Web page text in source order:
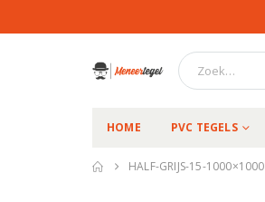
HOME PVC TEGELS
HALF-GRIJS-15-1000×1000